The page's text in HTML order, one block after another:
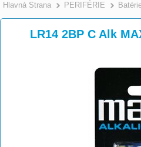
Hlavná Strana >
PERIFÉRIE
LR14 2BP C Alk